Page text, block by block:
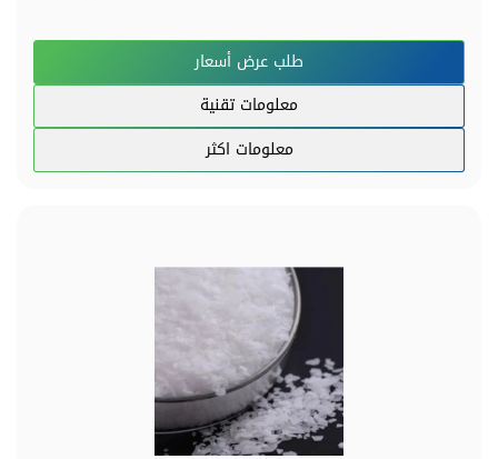
طلب عرض أسعار
معلومات تقنية
معلومات اكثر